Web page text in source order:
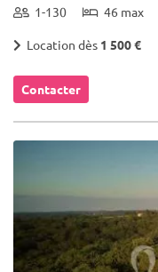
1-130 46 max
Location dès 1 500 €
Contacter